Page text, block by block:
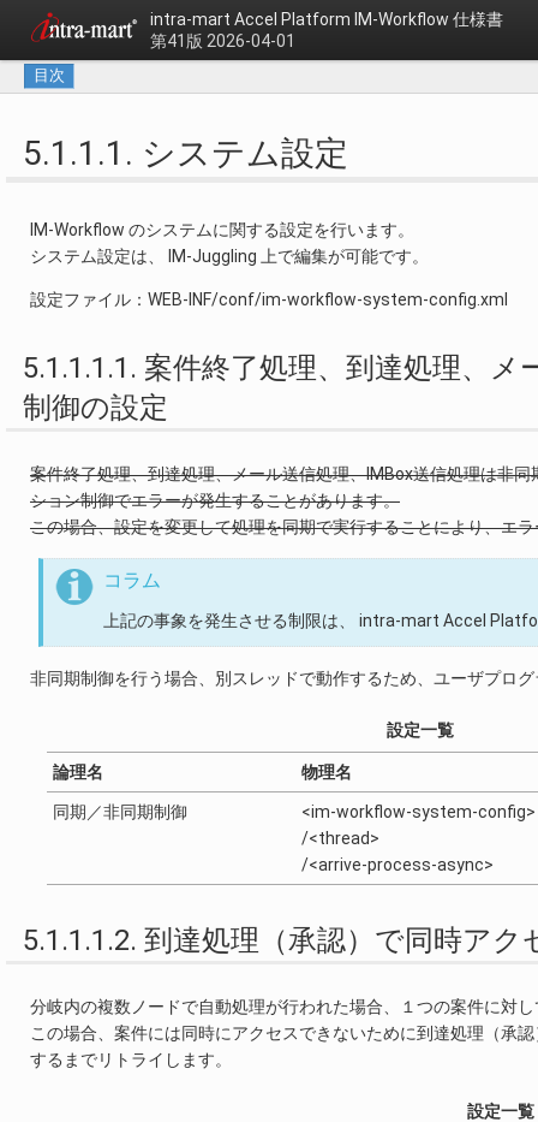
intra-mart Accel Platform IM-Workflow 仕様書
第41版 2026-04-01
目次
5.1.1.1. システム設定
IM-Workflow のシステムに関する設定を行います。
システム設定は、 IM-Juggling 上で編集が可能です。
設定ファイル：WEB-INF/conf/im-workflow-system-config.xml
5.1.1.1.1. 案件終了処理、到達処理、
制御の設定
案件終了処理、到達処理、メール送信処理、IMBox送信処理は非
ション制御でエラーが発生することがあります。
この場合、設定を変更して処理を同期で実行することにより、エ
コラム
上記の事象を発生させる制限は、 intra-mart Accel
非同期制御を行う場合、別スレッドで動作するため、ユーザプロ
設定一覧
論理名 物理名
同期／非同期制御
<im-workflow-system-config>
/<thread>
/<arrive-process-async>
5.1.1.1.2. 到達処理（承認）で同時ア
分岐内の複数ノードで自動処理が行われた場合、１つの案件に対
この場合、案件には同時にアクセスできないために到達処理（承
するまでリトライします。
設定一覧